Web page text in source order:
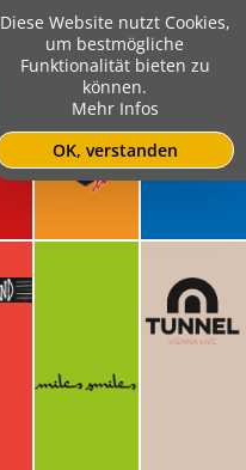
Diese Website nutzt Cookies,
um bestmögliche
Funktionalität bieten zu
können.
Mehr Infos
OK, verstanden